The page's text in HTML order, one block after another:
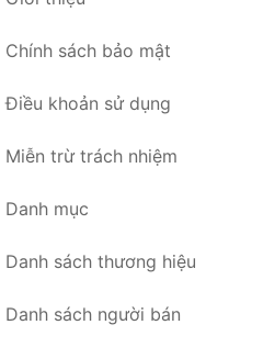
Chính sách bảo mật
Điều khoản sử dụng
Miễn trừ trách nhiệm
Danh mục
Danh sách thương hiệu
Danh sách người bán